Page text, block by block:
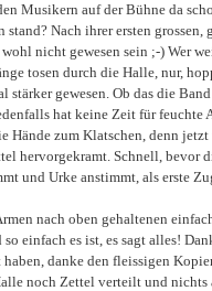
Musikern auf der Bühne da
stand? Nach ihrer ersten grossen,
nicht gewesen sein ;-) Wer
tosen durch die Halle, nur,
stärker gewesen. Ob das die
hat keine Zeit für feuchte
Hände zum Klatschen, denn jetzt
hervorgekramt. Schnell, bevor
und Urke anstimmt, als erste
nach oben gehaltenen
einfach es ist, es sagt alles!
danke den fleissigen
noch Zettel verteilt und nichts